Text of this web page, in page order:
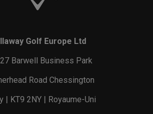
Golf Europe Ltd
Barwell Business Park
Road Chessington
| KT9 2NY | Royaume-Uni